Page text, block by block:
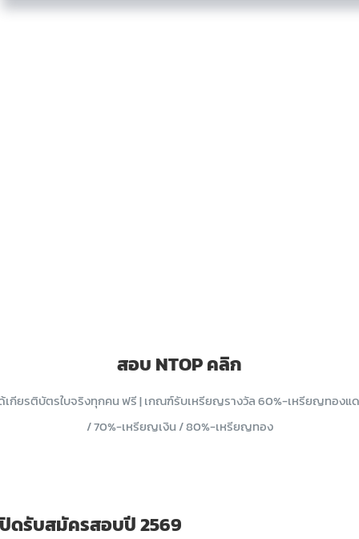
สอบ NTOP คลิก
เกียรติบัตรใบจริงทุกคน ฟรี | เกณฑ์รับเหรียญรางวัล 60%-เหรียญทองแ
/ 70%-เหรียญเงิน / 80%-เหรียญทอง
ดรับสมัครสอบปี 2569